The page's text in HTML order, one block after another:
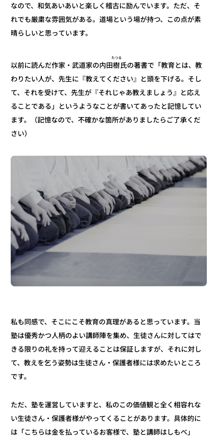
なので、和気あいあいと楽しく稽古に励んでいます。ただ、そ
れでも厳粛な雰囲気がある。道場という場が持つ、この点が素
晴らしいと思っています。
以前に読んだ作家・武道家の内田樹
たつる
氏の著書で「教育とは、教
わりたい人が、先生に『教えてください』と頭を下げる。そし
て、それを受けて、先生が『それじゃあ教えましょう』と応え
ることである」というようなことが書いてあったと記憶してい
ます。（記憶なので、不確かな箇所がありましたらご了承くだ
さい）
私も同感で、そこにこそ教育の真理があると思っています。当
塾は優秀かつ人柄のよい講師陣を集め、生徒さんに対してはで
きる限りの礼を持って迎えることは保証しますが、それに対し
て、教えを乞う姿勢は生徒さん・保護者様には求めたいところ
です。
ただ、塾を運営していますと、私のこの価値観と全く相容れな
い生徒さん・保護者様がやってくることがあります。具体的に
は「こちらは金を払っているお客様で、塾と講師はしもべ」